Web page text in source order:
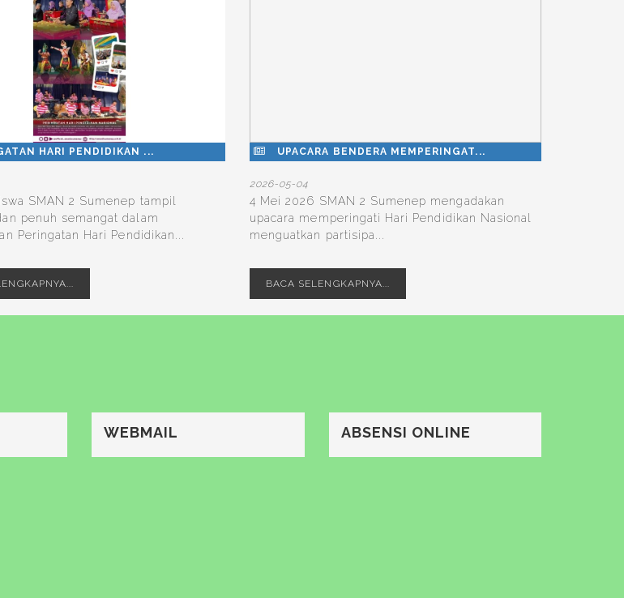
HARI PENDIDIKAN ...
SMAN 2 Sumenep tampil
penuh semangat dalam
Peringatan Hari Pendidikan...
UPACARA BENDERA MEMPERINGAT...
2026-05-04
4 Mei 2026 SMAN 2 Sumenep mengadakan
upacara memperingati Hari Pendidikan Nasional
menguatkan partisipa...
BACA SELENGKAPNYA...
WEBMAIL ABSENSI ONLINE